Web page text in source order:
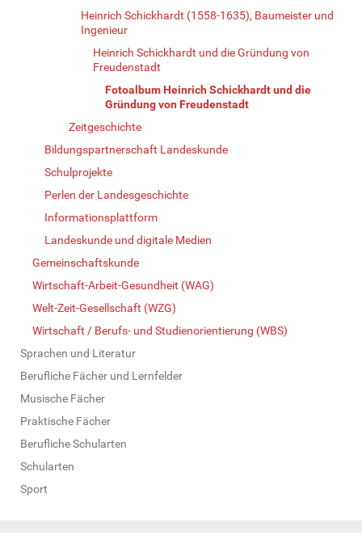
Heinrich Schickhardt (1558-1635), Baumeister und
Ingenieur
Heinrich Schickhardt und die Gründung von
Freudenstadt
Fotoalbum Heinrich Schickhardt und die
Gründung von Freudenstadt
Zeitgeschichte
Bildungspartnerschaft Landeskunde
Schulprojekte
Perlen der Landesgeschichte
Informationsplattform
Landeskunde und digitale Medien
Gemeinschaftskunde
Wirtschaft-Arbeit-Gesundheit (WAG)
Welt-Zeit-Gesellschaft (WZG)
Wirtschaft / Berufs- und Studienorientierung (WBS)
Sprachen und Literatur
Berufliche Fächer und Lernfelder
Musische Fächer
Praktische Fächer
Berufliche Schularten
Schularten
Sport